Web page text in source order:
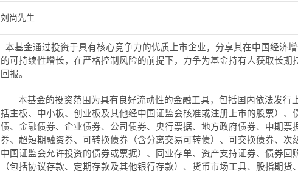
刘尚先生
本基金通过投资于具有核心竞争力的优质上市企业，分享其在中国经济
的可持续性增长，在严格控制风险的前提下，力争为基金持有人获取长期
回报。
本基金的投资范围为具有良好流动性的金融工具，包括国内依法发行
括主板、中小板、创业板及其他经中国证监会核准或注册上市的股票）、
债、金融债券、企业债券、公司债券、央行票据、地方政府债券、中期票
券、超短期融资券、可转换债券（含分离交易可转债）、可交换债券、次
中国证监会允许投资的债券或票据）、同业存单、资产支持证券、债券回
（包括协议存款、定期存款及其他银行存款）、货币市场工具、股指期货